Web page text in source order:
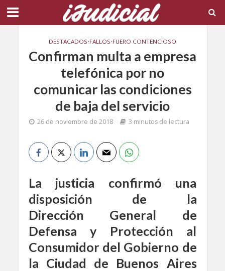
DESTACADOS•FALLOS•FUERO CONTENCIOSO
Confirman multa a empresa
telefónica por no
comunicar las condiciones
de baja del servicio
26 de noviembre de 2018 3 minutos de lectura
La justicia confirmó una
disposición de la
Dirección General de
Defensa y Protección al
Consumidor del Gobierno de
la Ciudad de Buenos Aires